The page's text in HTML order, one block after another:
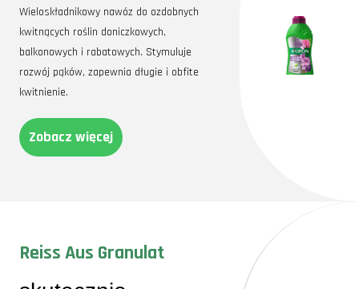
Wieloskładnikowy nawóz do ozdobnych
kwitnących roślin doniczkowych,
balkonowych i rabatowych. Stymuluje
rozwój pąków, zapewnia długie i obfite
kwitnienie.
Zobacz więcej
Reiss Aus Granulat